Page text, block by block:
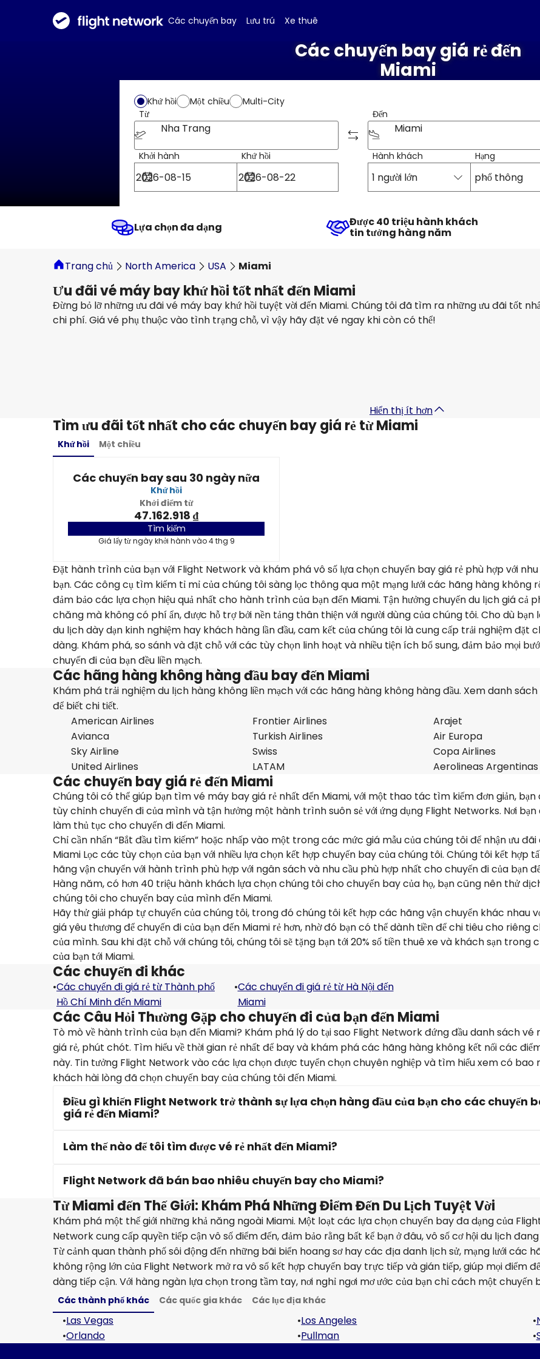
Các chuyến bay Lưu trú Xe thuê
Các chuyến bay giá rẻ đến
Miami
Khứ hồi Một chiều
Multi-City
Từ
Nha Trang
Đến
Miami
Khởi hành Khứ hồi Hành khách
1 người lớn
Hạng
phổ thông
Lựa chọn đa dạng Được 40 triệu hành khách
tin tưởng hàng năm
Trang chủ North America USA Miami
Ưu đãi vé máy bay khứ hồi tốt nhất đến Miami
Đừng bỏ lỡ những ưu đãi vé máy bay khứ hồi tuyệt vời đến Miami. Chúng tôi đã tìm ra những ưu đãi tốt
chi phí. Giá vé phụ thuộc vào tình trạng chỗ, vì vậy hãy đặt vé ngay khi còn có thể!
Hiển thị ít hơn
Tìm ưu đãi tốt nhất cho các chuyến bay giá rẻ từ Miami
Khứ hồi Một chiều
Các chuyến bay sau 30 ngày nữa
Khứ hồi
Khởi điểm từ
47.162.918 ₫
Tìm kiếm
Giá lấy từ ngày khởi hành vào 4 thg 9
Đặt hành trình của bạn với Flight Network và khám phá vô số lựa chọn chuyến bay giá rẻ phù hợp với nhu
bạn. Các công cụ tìm kiếm tỉ mỉ của chúng tôi sàng lọc thông qua một mạng lưới các hãng hàng không
đảm bảo các lựa chọn hiệu quả nhất cho hành trình của bạn đến Miami. Tận hưởng chuyến du lịch giá cả
chăng mà không có phí ẩn, được hỗ trợ bởi nền tảng thân thiện với người dùng của chúng tôi. Cho dù bạn
du lịch dày dạn kinh nghiệm hay khách hàng lần đầu, cam kết của chúng tôi là cung cấp trải nghiệm đặt
dàng. Khám phá, so sánh và đặt chỗ với các tùy chọn linh hoạt và nhiều tiện ích bổ sung, đảm bảo mọi
chuyến đi của bạn đều liền mạch.
Các hãng hàng không hàng đầu bay đến Miami
Khám phá trải nghiệm du lịch hàng không liền mạch với các hãng hàng không hàng đầu. Xem danh sách
để biết chi tiết.
American Airlines
Frontier Airlines Arajet
Avianca
Turkish Airlines Air Europa
Sky Airline
Swiss Copa Airlines
United Airlines
LATAM Aerolineas Argentinas
Các chuyến bay giá rẻ đến Miami
Chúng tôi có thể giúp bạn tìm vé máy bay giá rẻ nhất đến Miami, với một thao tác tìm kiếm đơn giản, bạn
tùy chỉnh chuyến đi của mình và tận hưởng một hành trình suôn sẻ với ứng dụng Flight Networks. Nơi bạn
làm thủ tục cho chuyến đi đến Miami.
Chỉ cần nhấn “Bắt đầu tìm kiếm” hoặc nhấp vào một trong các mức giá mẫu của chúng tôi để nhận ưu đãi
Miami Lọc các tùy chọn của bạn với nhiều lựa chọn kết hợp chuyến bay của chúng tôi. Chúng tôi kết hợp
hãng vận chuyển với hành trình phù hợp với ngân sách và nhu cầu phù hợp nhất cho chuyến đi của bạn
Hàng năm, có hơn 40 triệu hành khách lựa chọn chúng tôi cho chuyến bay của họ, bạn cũng nên thử
chúng tôi cho chuyến bay của mình đến Miami.
Hãy thử giải pháp tự chuyển của chúng tôi, trong đó chúng tôi kết hợp các hãng vận chuyển khác nhau
giá yêu thương để chuyến đi của bạn đến Miami rẻ hơn, nhờ đó bạn có thể dành tiền để chi tiêu cho riêng
của mình. Sau khi đặt chỗ với chúng tôi, chúng tôi sẽ tặng bạn tới 20% số tiền thuê xe và khách sạn trong
của bạn tới Miami.
Các chuyến đi khác
•Các chuyến đi giá rẻ từ Thành phố
Hồ Chí Minh đến Miami
•Các chuyến đi giá rẻ từ Hà Nội đến
Miami
Các Câu Hỏi Thường Gặp cho chuyến đi của bạn đến Miami
Tò mò về hành trình của bạn đến Miami? Khám phá lý do tại sao Flight Network đứng đầu danh sách vé
giá rẻ, phút chót. Tìm hiểu về thời gian rẻ nhất để bay và khám phá các hãng hàng không kết nối các
này. Tin tưởng Flight Network vào các lựa chọn được tuyển chọn chuyên nghiệp và tìm hiểu xem có bao
khách hài lòng đã chọn chuyến bay của chúng tôi đến Miami.
Điều gì khiến Flight Network trở thành sự lựa chọn hàng đầu của bạn cho các chuyến
giá rẻ đến Miami?
Làm thế nào để tôi tìm được vé rẻ nhất đến Miami?
Flight Network đã bán bao nhiêu chuyến bay cho Miami?
Từ Miami đến Thế Giới: Khám Phá Những Điểm Đến Du Lịch Tuyệt Vời
Khám phá một thế giới những khả năng ngoài Miami. Một loạt các lựa chọn chuyến bay đa dạng của
Network cung cấp quyền tiếp cận vô số điểm đến, đảm bảo rằng bất kể bạn ở đâu, vô số cơ hội du lịch
Từ cảnh quan thành phố sôi động đến những bãi biển hoang sơ hay các địa danh lịch sử, mạng lưới các
không rộng lớn của Flight Network mở ra vô số kết hợp chuyến bay trực tiếp và gián tiếp, giúp mọi điểm
dàng tiếp cận. Với hàng ngàn lựa chọn trong tầm tay, nơi nghỉ ngơi mơ ước của bạn chỉ cách một chuyến
Các thành phố khác Các quốc gia khác Các lục địa khác
•Las Vegas •Los Angeles •
•Orlando •Pullman •